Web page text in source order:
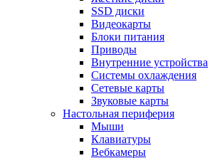
SSD диски
Видеокарты
Блоки питания
Приводы
Внутренние устройства
Системы охлаждения
Сетевые карты
Звуковые карты
Настольная периферия
Мыши
Клавиатуры
Вебкамеры